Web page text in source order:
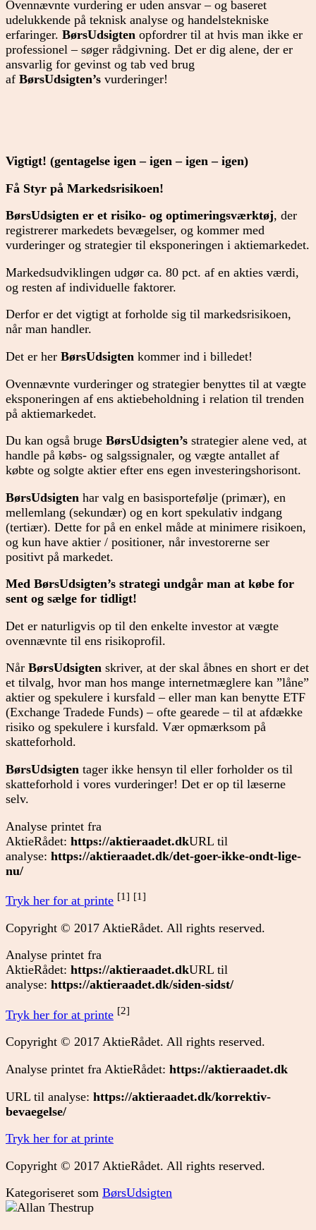
Ovennævnte vurdering er uden ansvar – og baseret
udelukkende på teknisk analyse og handelstekniske
erfaringer. BørsUdsigten opfordrer til at hvis man ikke er
professionel – søger rådgivning. Det er dig alene, der er
ansvarlig for gevinst og tab ved brug
af BørsUdsigten’s vurderinger!
Vigtigt! (gentagelse igen – igen – igen – igen)
Få Styr på Markedsrisikoen!
BørsUdsigten er et risiko- og optimeringsværktøj, der
registrerer markedets bevægelser, og kommer med
vurderinger og strategier til eksponeringen i aktiemarkedet.
Markedsudviklingen udgør ca. 80 pct. af en akties værdi,
og resten af individuelle faktorer.
Derfor er det vigtigt at forholde sig til markedsrisikoen,
når man handler.
Det er her BørsUdsigten kommer ind i billedet!
Ovennævnte vurderinger og strategier benyttes til at vægte
eksponeringen af ens aktiebeholdning i relation til trenden
på aktiemarkedet.
Du kan også bruge BørsUdsigten’s strategier alene ved, at
handle på købs- og salgssignaler, og vægte antallet af
købte og solgte aktier efter ens egen investeringshorisont.
BørsUdsigten har valg en basisportefølje (primær), en
mellemlang (sekundær) og en kort spekulativ indgang
(tertiær). Dette for på en enkel måde at minimere risikoen,
og kun have aktier / positioner, når investorerne ser
positivt på markedet.
Med BørsUdsigten’s strategi undgår man at købe for
sent og sælge for tidligt!
Det er naturligvis op til den enkelte investor at vægte
ovennævnte til ens risikoprofil.
Når BørsUdsigten skriver, at der skal åbnes en short er det
et tilvalg, hvor man hos mange internetmæglere kan ”låne”
aktier og spekulere i kursfald – eller man kan benytte ETF
(Exchange Tradede Funds) – ofte gearede – til at afdække
risiko og spekulere i kursfald. Vær opmærksom på
skatteforhold.
BørsUdsigten tager ikke hensyn til eller forholder os til
skatteforhold i vores vurderinger! Det er op til læserne
selv.
Analyse printet fra
AktieRådet: https://aktieraadet.dkURL til
analyse: https://aktieraadet.dk/det-goer-ikke-ondt-lige-
nu/
Tryk her for at printe [1] [1]
Copyright © 2017 AktieRådet. All rights reserved.
Analyse printet fra
AktieRådet: https://aktieraadet.dkURL til
analyse: https://aktieraadet.dk/siden-sidst/
Tryk her for at printe [2]
Copyright © 2017 AktieRådet. All rights reserved.
Analyse printet fra AktieRådet: https://aktieraadet.dk
URL til analyse: https://aktieraadet.dk/korrektiv-
bevaegelse/
Tryk her for at printe
Copyright © 2017 AktieRådet. All rights reserved.
Kategoriseret som BørsUdsigten